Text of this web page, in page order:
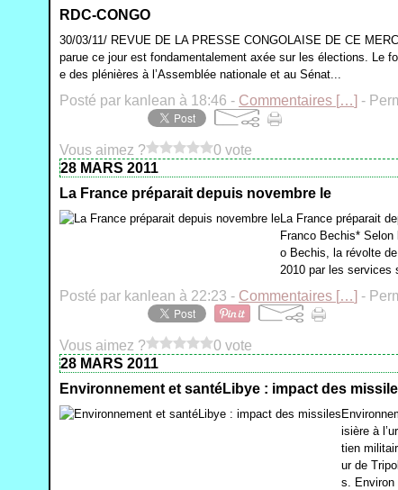
RDC-CONGO
30/03/11/ REVUE DE LA PRESSE CONGOLAISE DE CE
parue ce jour est fondamentalement axée sur les élections. Le
e des plénières à l’Assemblée nationale et au Sénat...
Posté par kanlean à 18:46 - Commentaires […] -
Vous aimez ?
0 vote
28 MARS 2011
La France préparait depuis novembre le
La France préparait
Franco Bechis*
o Bechis, la révolte
2010 par les services
Posté par kanlean à 22:23 - Commentaires […] -
Vous aimez ?
0 vote
28 MARS 2011
Environnement et santéLibye : impact des
isière à
tien
ur de
s. Environ